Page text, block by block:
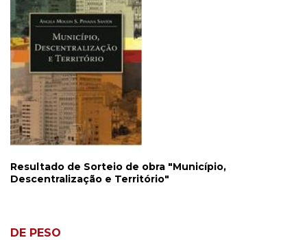
Resultado de Sorteio de obra "Município,
Descentralização e Território"
DE PESO